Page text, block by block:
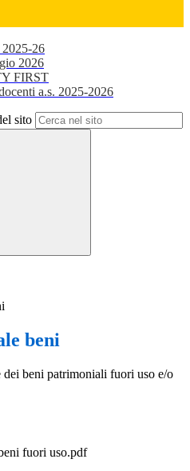
2025-26
2026
FIRST
a.s. 2025-2026
sito
beni
beni patrimoniali fuori uso e/o
fuori uso.pdf